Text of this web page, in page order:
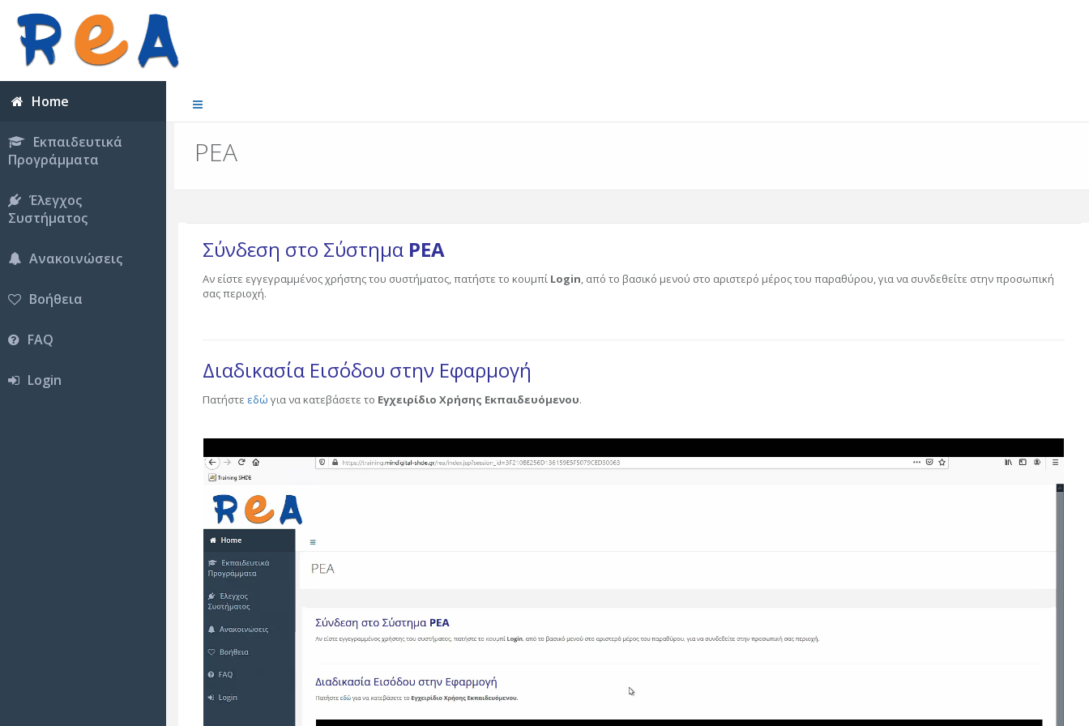
Home
Εκπαιδευτικά
Προγράμματα
Έλεγχος
Συστήματος
Ανακοινώσεις
Βοήθεια
FAQ
Login
ΡΕΑ
Σύνδεση στο Σύστημα ΡΕΑ
Αν είστε εγγεγραμμένος χρήστης του συστήματος, πατήστε το κουμπί Login, από το βασικό μενού στο αριστερό μέρος του παραθύρου, για να συνδεθείτε στην προσωπική
σας περιοχή.
Διαδικασία Εισόδου στην Εφαρμογή
Πατήστε εδώ για να κατεβάσετε το Εγχειρίδιο Χρήσης Εκπαιδευόμενου.